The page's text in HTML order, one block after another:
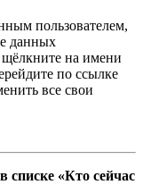
пользователем,
данных
на имени
по ссылке
все свои
списке «Кто сейчас